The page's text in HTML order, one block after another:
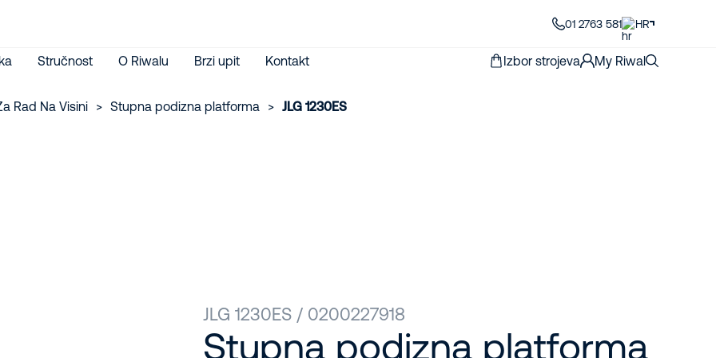
01 2763 581 HR
Stručnost O Riwalu Brzi upit Kontakt Izbor strojeva My Riwal
Rad Na Visini > Stupna podizna platforma > JLG 1230ES
JLG 1230ES / 0200227918
Stupna podizna platforma